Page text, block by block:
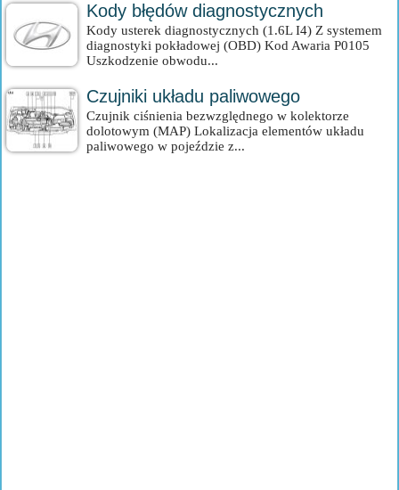
Kody błędów diagnostycznych
Kody usterek diagnostycznych (1.6L I4) Z systemem
diagnostyki pokładowej (OBD) Kod Awaria P0105
Uszkodzenie obwodu...
Czujniki układu paliwowego
Czujnik ciśnienia bezwzględnego w kolektorze
dolotowym (MAP) Lokalizacja elementów układu
paliwowego w pojeździe z...